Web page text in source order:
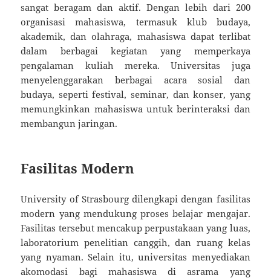
sangat beragam dan aktif. Dengan lebih dari 200
organisasi mahasiswa, termasuk klub budaya,
akademik, dan olahraga, mahasiswa dapat terlibat
dalam berbagai kegiatan yang memperkaya
pengalaman kuliah mereka. Universitas juga
menyelenggarakan berbagai acara sosial dan
budaya, seperti festival, seminar, dan konser, yang
memungkinkan mahasiswa untuk berinteraksi dan
membangun jaringan.
Fasilitas Modern
University of Strasbourg dilengkapi dengan fasilitas
modern yang mendukung proses belajar mengajar.
Fasilitas tersebut mencakup perpustakaan yang luas,
laboratorium penelitian canggih, dan ruang kelas
yang nyaman. Selain itu, universitas menyediakan
akomodasi bagi mahasiswa di asrama yang